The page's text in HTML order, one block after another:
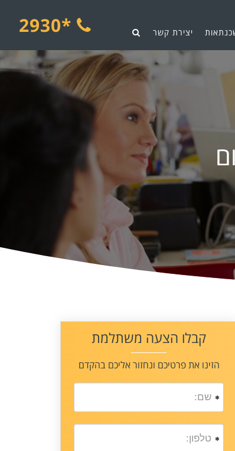
*2930 יצירת קשר
קבלו הצעה משתלמת
הזינו את פרטיכם ונחזור אליכם בהקדם